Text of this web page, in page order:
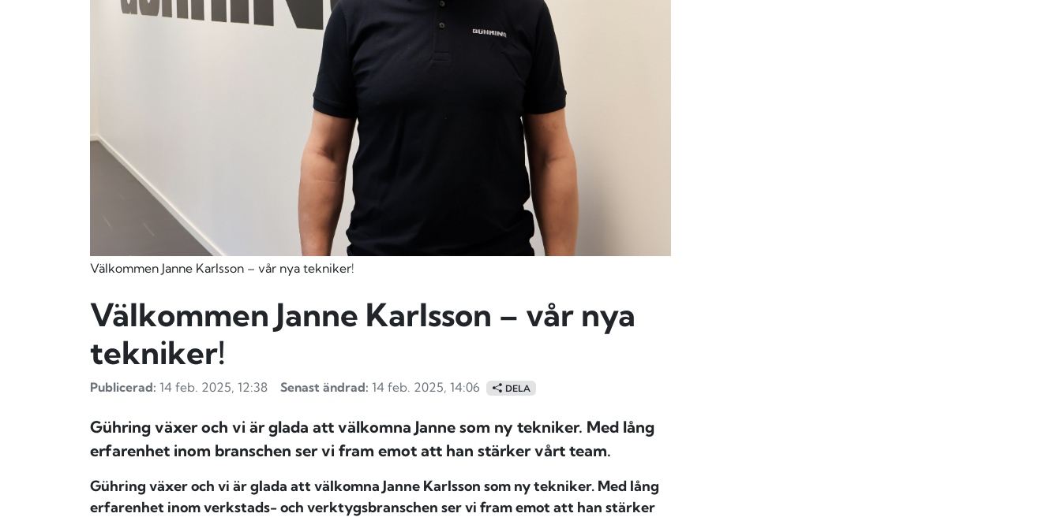
Välkommen Janne Karlsson – vår nya tekniker!
Välkommen Janne Karlsson – vår nya
tekniker!
Publicerad: 14 feb. 2025, 12:38 Senast ändrad: 14 feb. 2025, 14:06 DELA
Gühring växer och vi är glada att välkomna Janne som ny tekniker. Med lång
erfarenhet inom branschen ser vi fram emot att han stärker vårt team.
Gühring växer och vi är glada att välkomna Janne Karlsson som ny tekniker. Med lång
erfarenhet inom verkstads- och verktygsbranschen ser vi fram emot att han stärker